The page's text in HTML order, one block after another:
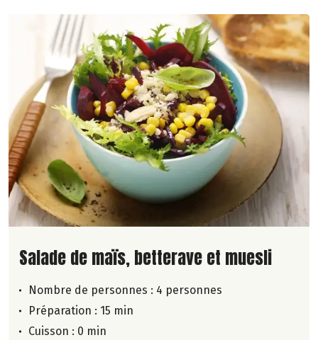
Lire la suite de la recette
Salade de maïs, betterave et muesli
Nombre de personnes : 4 personnes
Préparation : 15 min
Cuisson : 0 min